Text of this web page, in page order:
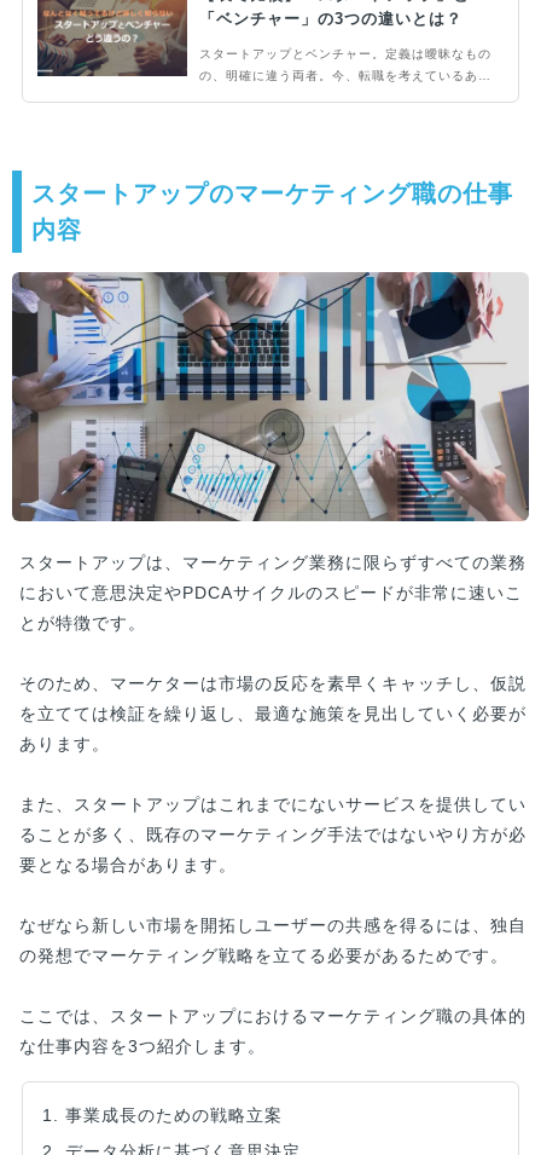
「ベンチャー」の3つの違いとは？
スタートアップとベンチャー。定義は曖昧なもの
の、明確に違う両者。今、転職を考えているあな
スタートアップのマーケティング職の仕事
内容
スタートアップは、マーケティング業務に限らずすべての業務
において意思決定やPDCAサイクルのスピードが非常に速いこ
とが特徴です。
そのため、マーケターは市場の反応を素早くキャッチし、仮説
を立てては検証を繰り返し、最適な施策を見出していく必要が
あります。
また、スタートアップはこれまでにないサービスを提供してい
ることが多く、既存のマーケティング手法ではないやり方が必
要となる場合があります。
なぜなら新しい市場を開拓しユーザーの共感を得るには、独自
の発想でマーケティング戦略を立てる必要があるためです。
ここでは、スタートアップにおけるマーケティング職の具体的
な仕事内容を3つ紹介します。
1. 事業成長のための戦略立案